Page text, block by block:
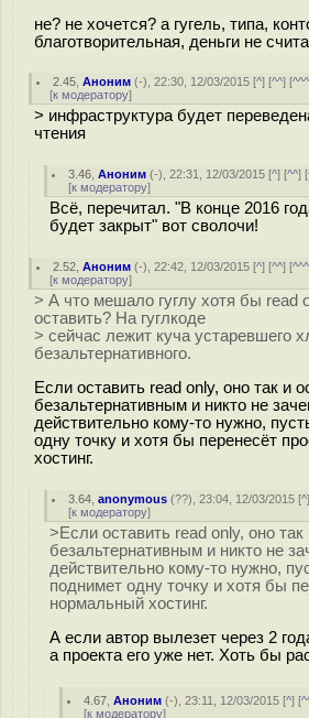
не? не хочется? а гугель, типа,
благотворительная, деньги не
2.45 ,Аноним (-), 22:30, 12/03/2015 [^] [^^] [^^^
[к модератору]
> инфраструктура будет
чтения
3.46 ,Аноним (-), 22:31, 12/03/2015 [^] [^^] [
[к модератору]
Всё, перечитал. "В конце 2016
будет закрыт" вот сволочи!
2.52 ,Аноним (-), 22:42, 12/03/2015 [^] [^^] [^^^
[к модератору]
> А что мешало гуглу хотя бы read
оставить? На гуглкоде
> сейчас лежит куча устаревшего
безальтернативного.
Если оставить read only, оно так и
безальтернативным и никто не
действительно кому-то нужно,
одну точку и хотя бы перенесёт
хостинг.
3.64 ,anonymous (??), 23:04, 12/03/2015 [^
[к модератору]
>Если оставить read only, оно так
безальтернативным и никто не
действительно кому-то нужно,
поднимет одну точку и хотя бы
нормальный хостинг.
А если автор вылезет через 2
а проекта его уже нет. Хоть бы
4.67 ,Аноним (-), 23:11, 12/03/2015 [^] [
[к модератору]